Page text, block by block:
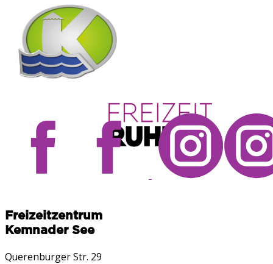
Freizeitzentrum
Kemnader See
Querenburger Str. 29